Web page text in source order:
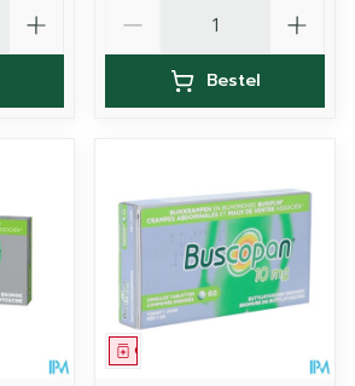
Bestel
Geneesmiddel